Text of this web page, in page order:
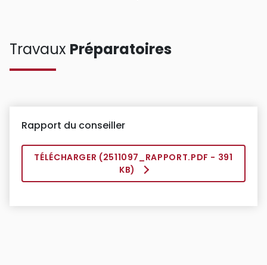
Travaux Préparatoires
Rapport du conseiller
TÉLÉCHARGER (2511097_RAPPORT.PDF - 391
KB)